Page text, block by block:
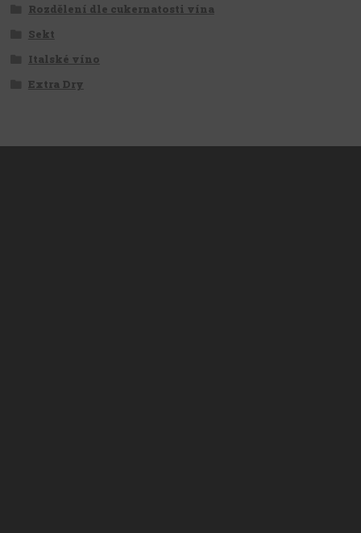
Rozdělení dle cukernatosti vína
Sekt
Italské víno
Extra Dry